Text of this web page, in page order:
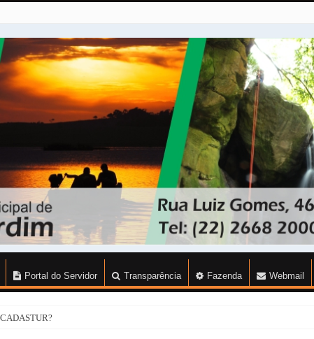
Portal do Servidor Transparência Fazenda Webmail
Econômica Federal vem a Silva Jardim conhecer a Prefeita Maira Branco e